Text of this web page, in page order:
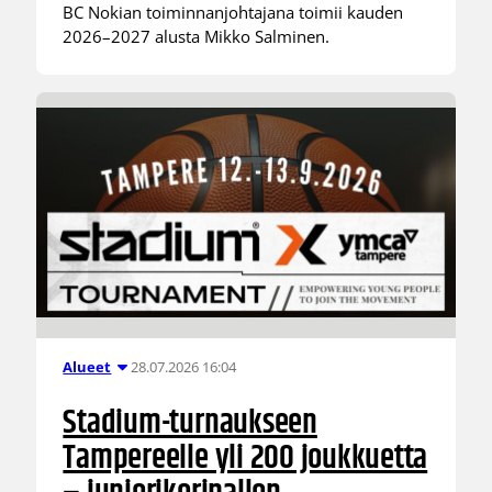
BC Nokian toiminnanjohtajana toimii kauden
2026–2027 alusta Mikko Salminen.
Alueet 28.07.2026 16:04
Stadium-turnaukseen
Tampereelle yli 200 joukkuetta